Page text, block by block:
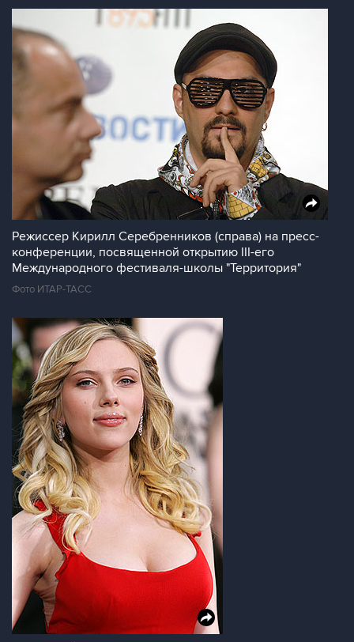
Режиссер Кирилл Серебренников (справа) на пресс-
конференции, посвященной открытию III-его
Международного фестиваля-школы "Территория"
Фото ИТАР-ТАСС